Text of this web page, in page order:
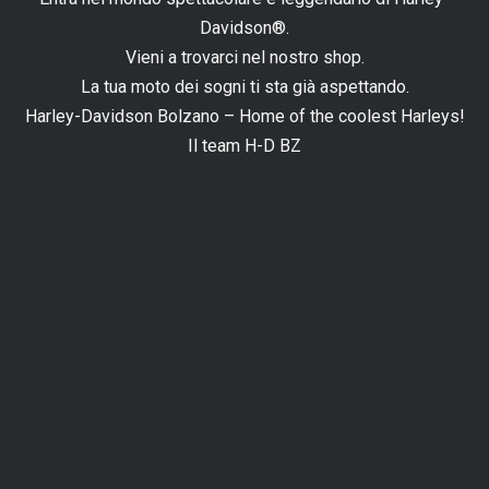
Davidson®.
Vieni a trovarci nel nostro shop.
La tua moto dei sogni ti sta già aspettando.
Harley-Davidson Bolzano – Home of the coolest Harleys!
Il team H-D BZ